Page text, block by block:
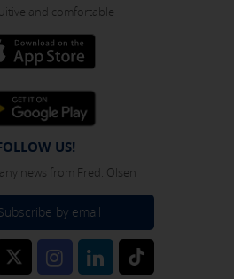
and comfortable
US!
news from Fred. Olsen
by email